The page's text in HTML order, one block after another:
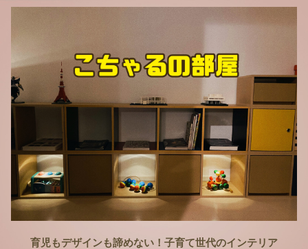
育児もデザインも諦めない！子育て世代のインテリア